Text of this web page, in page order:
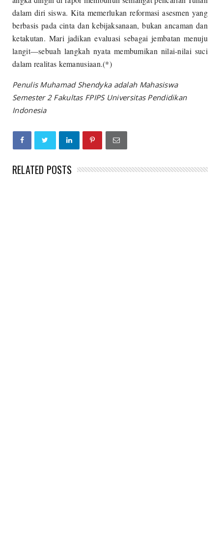
dalam diri siswa. Kita memerlukan reformasi asesmen yang
berbasis pada cinta dan kebijaksanaan, bukan ancaman dan
ketakutan. Mari jadikan evaluasi sebagai jembatan menuju
langit—sebuah langkah nyata membumikan nilai-nilai suci
dalam realitas kemanusiaan.(*)
Penulis Muhamad Shendyka adalah Mahasiswa
Semester 2 Fakultas FPIPS Universitas Pendidikan
Indonesia
RELATED POSTS